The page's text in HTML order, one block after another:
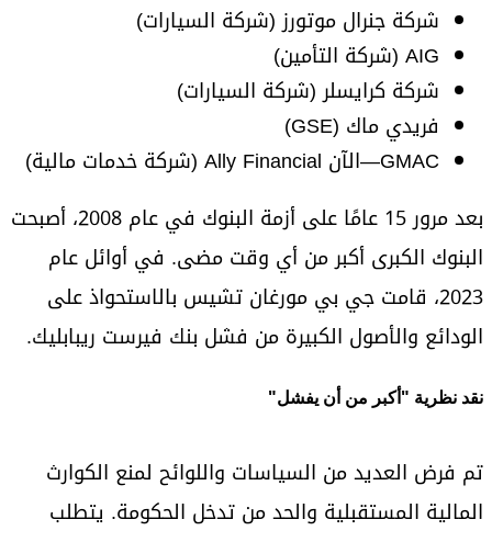
شركة جنرال موتورز (شركة السيارات)
AIG (شركة التأمين)
شركة كرايسلر (شركة السيارات)
فريدي ماك (GSE)
GMAC—الآن Ally Financial (شركة خدمات مالية)
بعد مرور 15 عامًا على أزمة البنوك في عام 2008، أصبحت
البنوك الكبرى أكبر من أي وقت مضى. في أوائل عام
2023، قامت جي بي مورغان تشيس بالاستحواذ على
الودائع والأصول الكبيرة من فشل بنك فيرست ريبابليك.
نقد نظرية "أكبر من أن يفشل"
تم فرض العديد من السياسات واللوائح لمنع الكوارث
المالية المستقبلية والحد من تدخل الحكومة. يتطلب